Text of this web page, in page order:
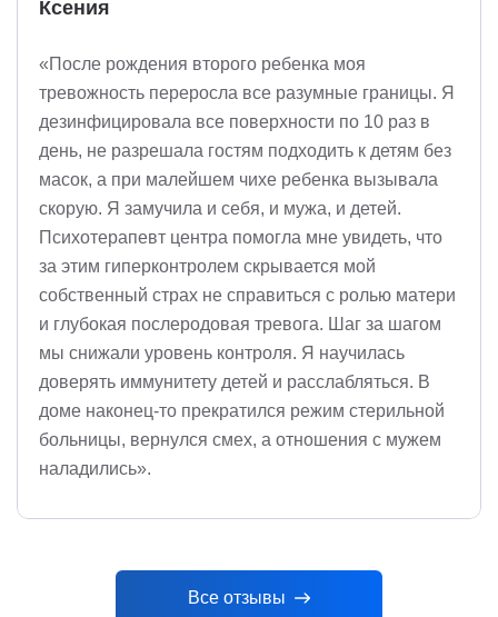
Ксения
«После рождения второго ребенка моя
тревожность переросла все разумные границы. Я
дезинфицировала все поверхности по 10 раз в
день, не разрешала гостям подходить к детям без
масок, а при малейшем чихе ребенка вызывала
скорую. Я замучила и себя, и мужа, и детей.
Психотерапевт центра помогла мне увидеть, что
за этим гиперконтролем скрывается мой
собственный страх не справиться с ролью матери
и глубокая послеродовая тревога. Шаг за шагом
мы снижали уровень контроля. Я научилась
доверять иммунитету детей и расслабляться. В
доме наконец-то прекратился режим стерильной
больницы, вернулся смех, а отношения с мужем
наладились».
Все отзывы